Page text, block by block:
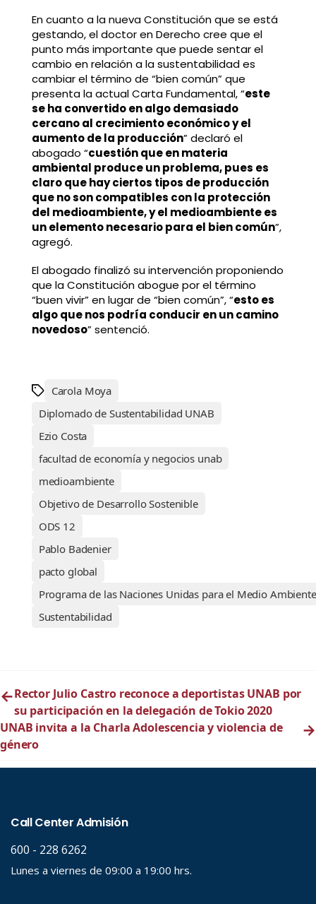
En cuanto a la nueva Constitución que se está
gestando, el doctor en Derecho cree que el
punto más importante que puede sentar el
cambio en relación a la sustentabilidad es
cambiar el término de “bien común” que
presenta la actual Carta Fundamental, “este
se ha convertido en algo demasiado
cercano al crecimiento económico y el
aumento de la producción” declaró el
abogado “cuestión que en materia
ambiental produce un problema, pues es
claro que hay ciertos tipos de producción
que no son compatibles con la protección
del medioambiente, y el medioambiente es
un elemento necesario para el bien común”,
agregó.
El abogado finalizó su intervención proponiendo
que la Constitución abogue por el término
“buen vivir” en lugar de “bien común”, “esto es
algo que nos podría conducir en un camino
novedoso” sentenció.
Carola Moya
Diplomado de Sustentabilidad UNAB
Ezio Costa
facultad de economía y negocios unab
medioambiente
Objetivo de Desarrollo Sostenible
ODS 12
Pablo Badenier
pacto global
Programa de las Naciones Unidas para el Medio Ambiente
Sustentabilidad
←Rector Julio Castro reconoce a deportistas UNAB por
su participación en la delegación de Tokio 2020
UNAB invita a la Charla Adolescencia y violencia de
género
→